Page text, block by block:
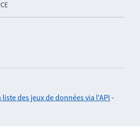
liste des jeux de données via l'API -